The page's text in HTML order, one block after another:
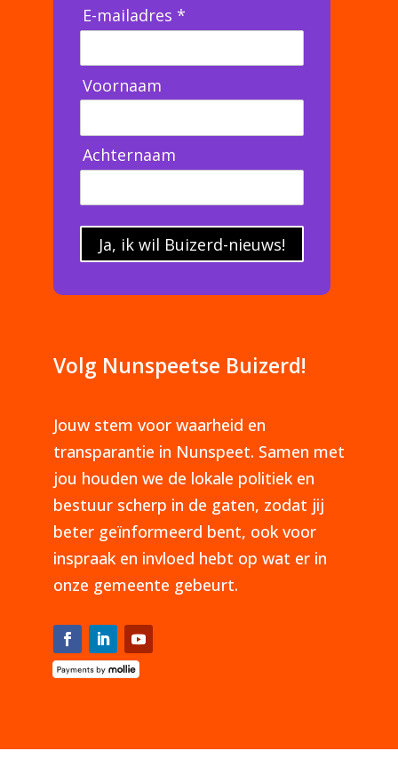
E-mailadres *
Voornaam
Achternaam
Ja, ik wil Buizerd-nieuws!
Volg Nunspeetse Buizerd!
Jouw stem voor waarheid en
transparantie in Nunspeet. Samen met
jou houden we de lokale politiek en
bestuur scherp in de gaten, zodat jij
beter geïnformeerd bent, ook voor
inspraak en invloed hebt op wat er in
onze gemeente gebeurt.